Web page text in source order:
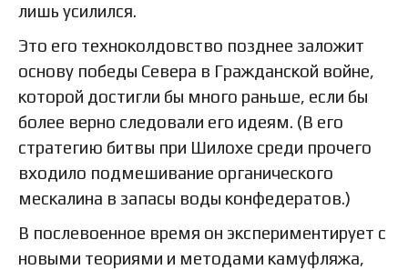
лишь усилился.
Это его техноколдовство позднее заложит
основу победы Севера в Гражданской войне,
которой достигли бы много раньше, если бы
более верно следовали его идеям. (В его
стратегию битвы при Шилохе среди прочего
входило подмешивание органического
мескалина в запасы воды конфедератов.)
В послевоенное время он экспериментирует с
новыми теориями и методами камуфляжа,